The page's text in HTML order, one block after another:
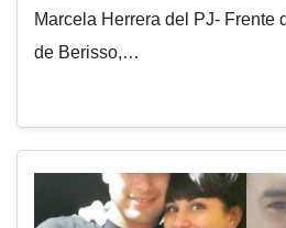
Marcela Herrera del PJ- Frente
de Berisso,…